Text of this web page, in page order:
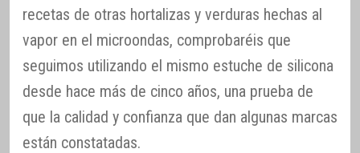
recetas de otras hortalizas y verduras hechas al
vapor en el microondas, comprobaréis que
seguimos utilizando el mismo estuche de silicona
desde hace más de cinco años, una prueba de
que la calidad y confianza que dan algunas marcas
están constatadas.